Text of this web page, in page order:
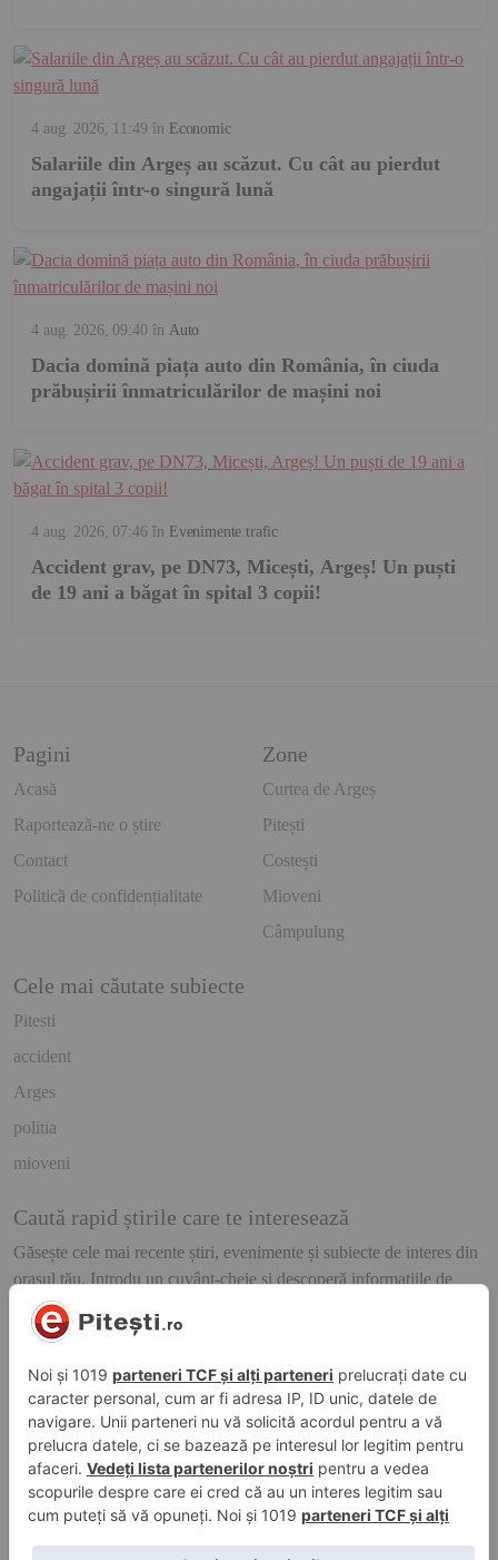
4 aug. 2026, 11:49 în Economic
Salariile din Argeș au scăzut. Cu cât au pierdut
angajații într-o singură lună
4 aug. 2026, 09:40 în Auto
Dacia domină piața auto din România, în ciuda
prăbușirii înmatriculărilor de mașini noi
4 aug. 2026, 07:46 în Evenimente trafic
Accident grav, pe DN73, Micești, Argeș! Un puști
de 19 ani a băgat în spital 3 copii!
Pagini
Acasă
Raportează-ne o știre
Contact
Politică de confidențialitate
Zone
Curtea de Argeș
Pitești
Costești
Mioveni
Câmpulung
Cele mai căutate subiecte
Pitesti
accident
Arges
politia
mioveni
Caută rapid știrile care te interesează
Găsește cele mai recente știri, evenimente și subiecte de interes din
orașul tău. Introdu un cuvânt-cheie și descoperă informațiile de
care ai nevoie!
Caută
© 2026 ePitesti.ro | Toate drepturile rezervate. | Site administrat de
WebFixer.ro